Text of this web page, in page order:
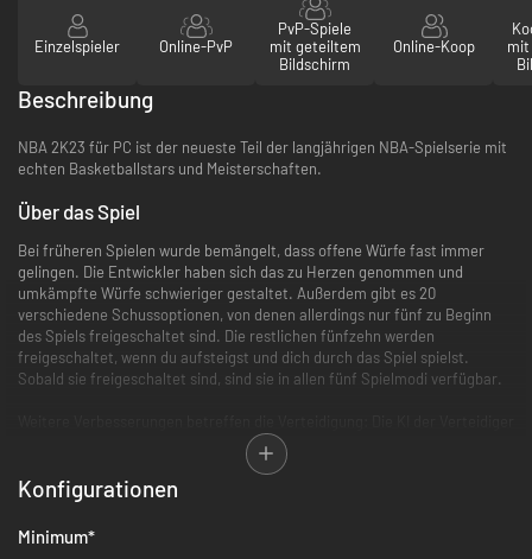
Einzelspieler Online-PvP
PvP-Spiele
mit geteiltem
Bildschirm
Online-Koop
Beschreibung
NBA 2K23 für PC ist der neueste Teil der langjährigen NBA-Spielserie mit
echten Basketballstars und Meisterschaften.
Über das Spiel
Bei früheren Spielen wurde bemängelt, dass offene Würfe fast immer
gelingen. Die Entwickler haben sich das zu Herzen genommen und
umkämpfte Würfe schwieriger gestaltet. Außerdem gibt es 20
verschiedene Schussoptionen, von denen allerdings nur fünf zu Beginn
des Spiels freigeschaltet sind. Die restlichen fünfzehn werden
freigeschaltet, wenn du aufsteigst und dich durch das Spiel spielst.
Sobald sie freigeschaltet sind, sind sie in allen fünf Spielmodi verfügbar.
wurde im Vergleich zu den Vorgängerspielen deutlich verbessert. Und
auch die Reaktionen auf die Verteidigung sind realistischer: Wenn du
versuchst, auf einem verteidigungslastigen Weg zum Korb anzugreifen,
kann es passieren, dass dir der Weg abgeschnitten wird, dir der Ball
abgenommen wird oder du den Ball einfach verlierst.
Konfigurationen
Minimum*